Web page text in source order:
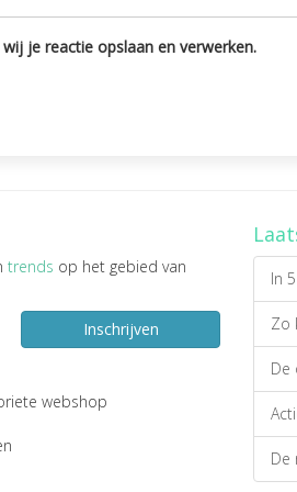
je reactie opslaan en verwerken.
trends op het gebied van
Inschrijven
webshop
In
Zo
De
De